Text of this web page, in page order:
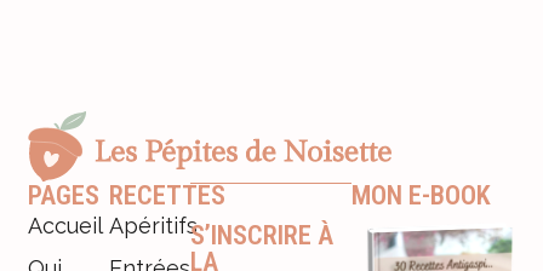
PAGES
Accueil
RECETTES
ApéritifsS’INSCRIRE À
LA
MON E-BOOK